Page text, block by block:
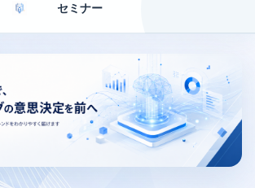
セミナー